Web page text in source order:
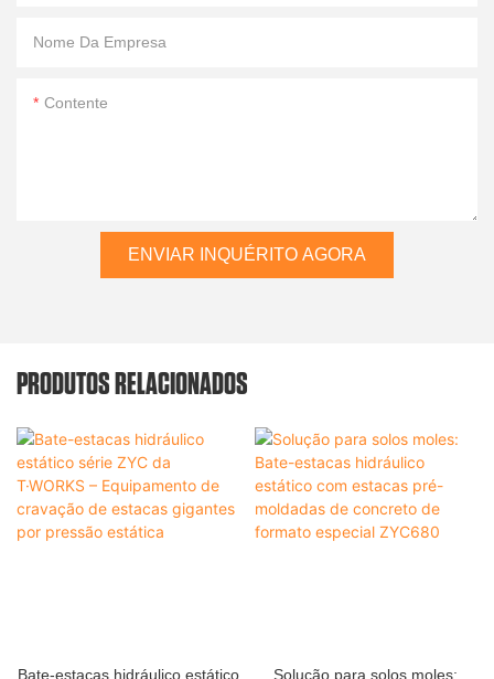
Nome Da Empresa
Contente
ENVIAR INQUÉRITO AGORA
PRODUTOS RELACIONADOS
Bate-estacas hidráulico estático Solução para solos moles: